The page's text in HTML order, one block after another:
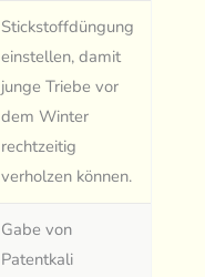
Stickstoffdüngung
einstellen, damit
junge Triebe vor
dem Winter
rechtzeitig
verholzen können.
Gabe von
Patentkali